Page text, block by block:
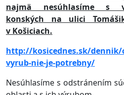
najmä nesúhlasíme s
konských na ulici
v Košiciach.
http://kosicednes.sk/dennik/
vyrub-nie-je-potrebny/
Nesúhlasíme s odstránením